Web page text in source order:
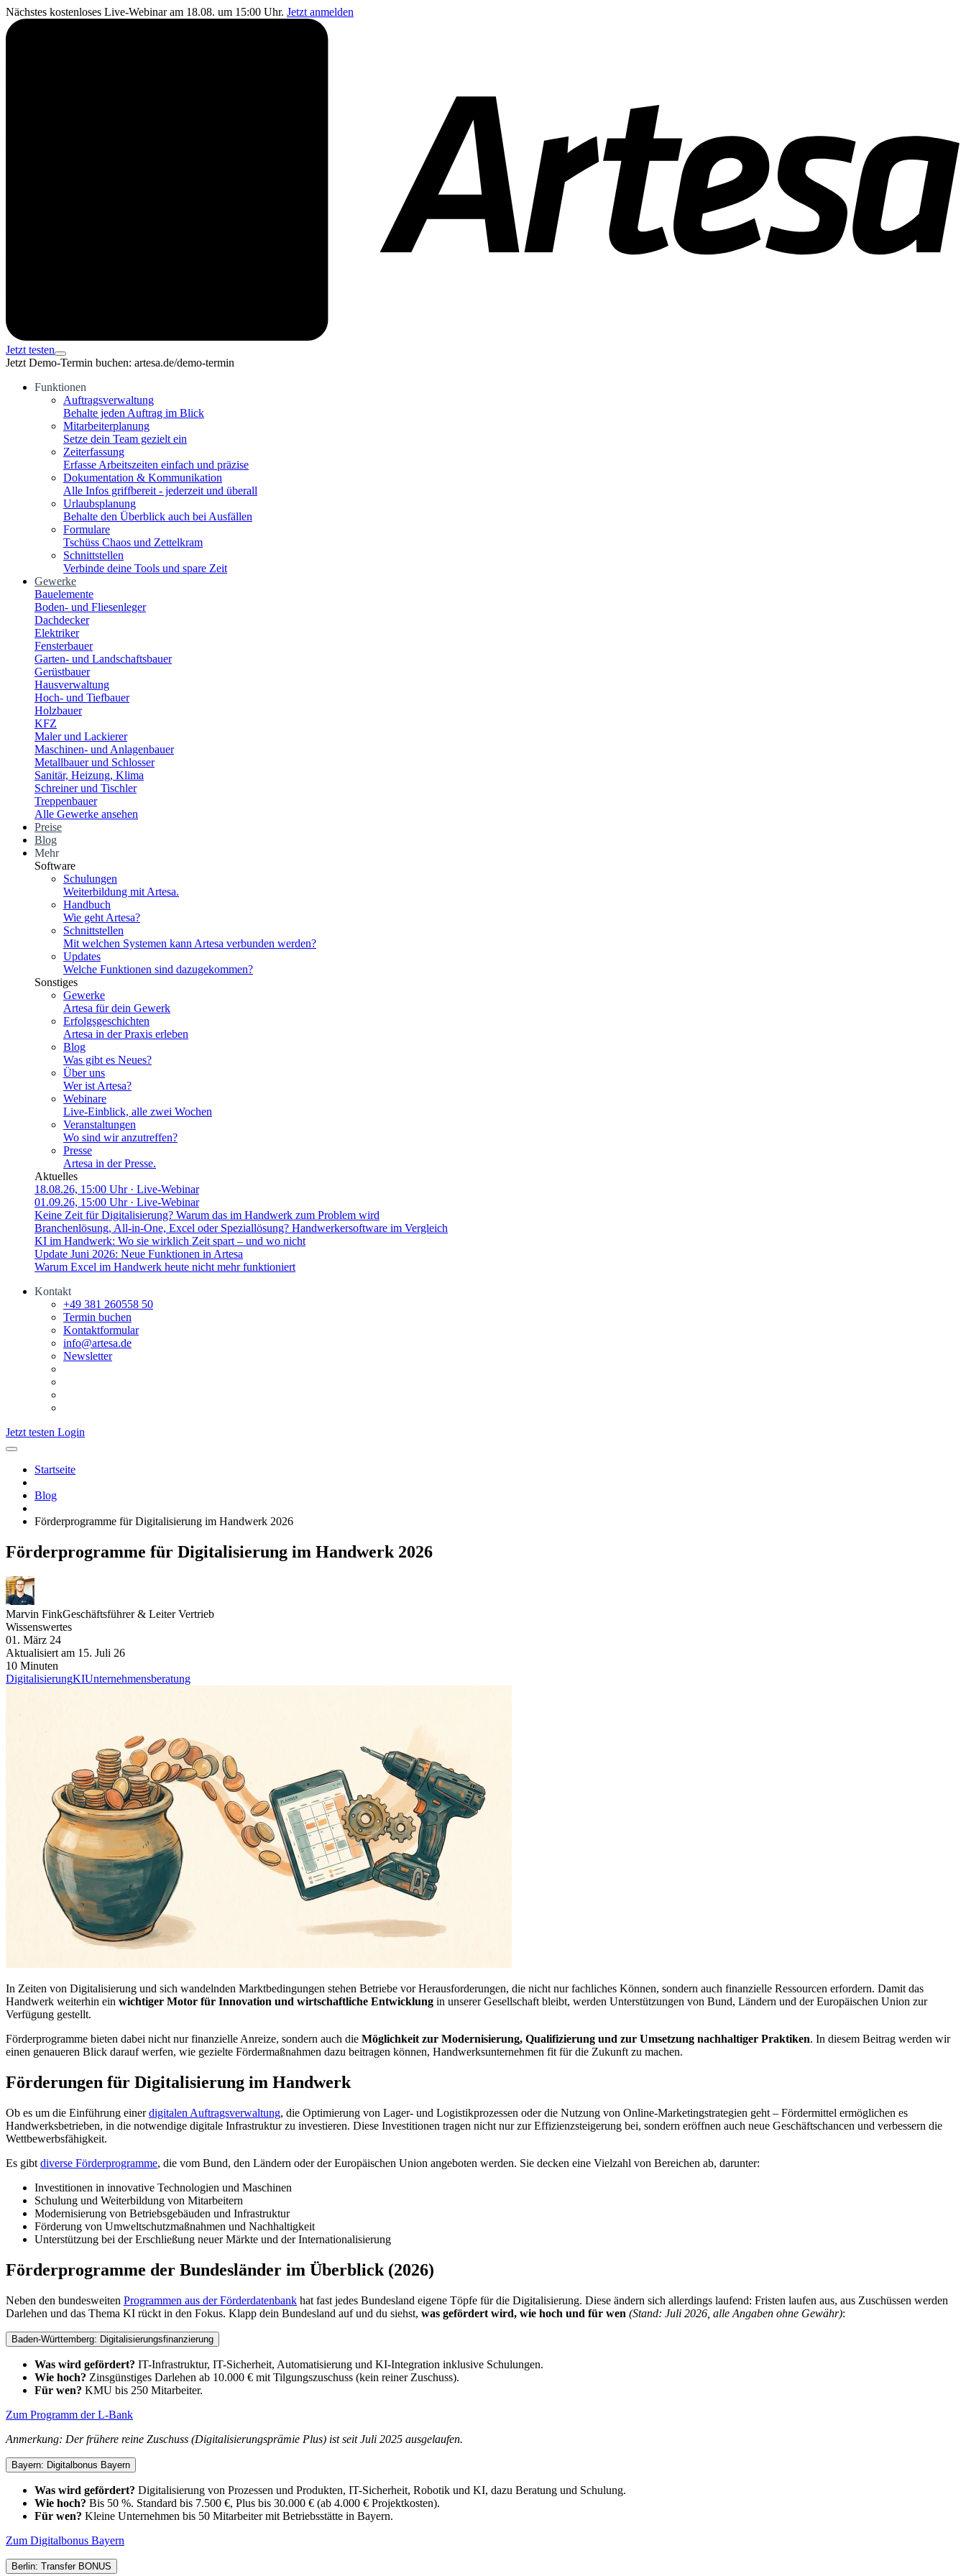
Nächstes kostenloses Live-Webinar am 18.08. um 15:00 Uhr. Jetzt anmelden
Jetzt testen
Jetzt Demo-Termin buchen: artesa.de/demo-termin
Funktionen
Auftragsverwaltung
Behalte jeden Auftrag im Blick
Mitarbeiterplanung
Setze dein Team gezielt ein
Zeiterfassung
Erfasse Arbeitszeiten einfach und präzise
Dokumentation & Kommunikation
Alle Infos griffbereit - jederzeit und überall
Urlaubsplanung
Behalte den Überblick auch bei Ausfällen
Formulare
Tschüss Chaos und Zettelkram
Schnittstellen
Verbinde deine Tools und spare Zeit
Gewerke
Bauelemente
Boden- und Fliesenleger
Dachdecker
Elektriker
Fensterbauer
Garten- und Landschaftsbauer
Gerüstbauer
Hausverwaltung
Hoch- und Tiefbauer
Holzbauer
KFZ
Maler und Lackierer
Maschinen- und Anlagenbauer
Metallbauer und Schlosser
Sanitär, Heizung, Klima
Schreiner und Tischler
Treppenbauer
Alle Gewerke ansehen
Preise
Blog
Mehr
Software
Schulungen
Weiterbildung mit Artesa.
Handbuch
Wie geht Artesa?
Schnittstellen
Mit welchen Systemen kann Artesa verbunden werden?
Updates
Welche Funktionen sind dazugekommen?
Sonstiges
Gewerke
Artesa für dein Gewerk
Erfolgsgeschichten
Artesa in der Praxis erleben
Blog
Was gibt es Neues?
Über uns
Wer ist Artesa?
Webinare
Live-Einblick, alle zwei Wochen
Veranstaltungen
Wo sind wir anzutreffen?
Presse
Artesa in der Presse.
Aktuelles
18.08.26, 15:00 Uhr· Live-Webinar
01.09.26, 15:00 Uhr· Live-Webinar
Keine Zeit für Digitalisierung? Warum das im Handwerk zum Problem wird
Branchenlösung, All-in-One, Excel oder Speziallösung? Handwerkersoftware im Vergleich
KI im Handwerk: Wo sie wirklich Zeit spart – und wo nicht
Update Juni 2026: Neue Funktionen in Artesa
Warum Excel im Handwerk heute nicht mehr funktioniert
Kontakt
+49 381 260558 50
Termin buchen
Kontaktformular
info@artesa.de
Newsletter
Jetzt testen Login
Startseite
Blog
Förderprogramme für Digitalisierung im Handwerk 2026
Förderprogramme für Digitalisierung im Handwerk 2026
Marvin FinkGeschäftsführer & Leiter Vertrieb
Wissenswertes
01. März 24
Aktualisiert am 15. Juli 26
10 Minuten
DigitalisierungKIUnternehmensberatung
In Zeiten von Digitalisierung und sich wandelnden Marktbedingungen stehen Betriebe vor Herausforderungen, die nicht nur fachliches Können, sondern auch finanzielle Ressourcen erfordern. Damit das
Handwerk weiterhin ein wichtiger Motor für Innovation und wirtschaftliche Entwicklung in unserer Gesellschaft bleibt, werden Unterstützungen von Bund, Ländern und der Europäischen Union zur
Verfügung gestellt.
Förderprogramme bieten dabei nicht nur finanzielle Anreize, sondern auch die Möglichkeit zur Modernisierung, Qualifizierung und zur Umsetzung nachhaltiger Praktiken. In diesem Beitrag werden wir
einen genaueren Blick darauf werfen, wie gezielte Fördermaßnahmen dazu beitragen können, Handwerksunternehmen fit für die Zukunft zu machen.
Förderungen für Digitalisierung im Handwerk
Ob es um die Einführung einerdigitalen Auftragsverwaltung, die Optimierung von Lager- und Logistikprozessen oder die Nutzung von Online-Marketingstrategien geht – Fördermittel ermöglichen es
Handwerksbetrieben, in die notwendige digitale Infrastruktur zu investieren. Diese Investitionen tragen nicht nur zur Effizienzsteigerung bei, sondern eröffnen auch neue Geschäftschancen und verbessern die
Wettbewerbsfähigkeit.
Es gibt diverse Förderprogramme, die vom Bund, den Ländern oder der Europäischen Union angeboten werden. Sie decken eine Vielzahl von Bereichen ab, darunter:
Investitionen in innovative Technologien und Maschinen
Schulung und Weiterbildung von Mitarbeitern
Modernisierung von Betriebsgebäuden und Infrastruktur
Förderung von Umweltschutzmaßnahmen und Nachhaltigkeit
Unterstützung bei der Erschließung neuer Märkte und der Internationalisierung
Förderprogramme der Bundesländer im Überblick (2026)
Neben den bundesweiten Programmen aus der Förderdatenbank hat fast jedes Bundesland eigene Töpfe für die Digitalisierung. Diese ändern sich allerdings laufend: Fristen laufen aus, aus Zuschüssen werden
Darlehen und das Thema KI rückt in den Fokus. Klapp dein Bundesland auf und du siehst, was gefördert wird, wie hoch und für wen (Stand: Juli 2026, alle Angaben ohne Gewähr):
Baden-Württemberg: Digitalisierungsfinanzierung
Was wird gefördert? IT-Infrastruktur, IT-Sicherheit, Automatisierung und KI-Integration inklusive Schulungen.
Wie hoch? Zinsgünstiges Darlehen ab 10.000 € mit Tilgungszuschuss (kein reiner Zuschuss).
Für wen? KMU bis 250 Mitarbeiter.
Zum Programm der L-Bank
Anmerkung: Der frühere reine Zuschuss (Digitalisierungsprämie Plus) ist seit Juli 2025 ausgelaufen.
Bayern: Digitalbonus Bayern
Was wird gefördert? Digitalisierung von Prozessen und Produkten, IT-Sicherheit, Robotik und KI, dazu Beratung und Schulung.
Wie hoch? Bis 50 %. Standard bis 7.500 €, Plus bis 30.000 € (ab 4.000 € Projektkosten).
Für wen? Kleine Unternehmen bis 50 Mitarbeiter mit Betriebsstätte in Bayern.
Zum Digitalbonus Bayern
Berlin: Transfer BONUS